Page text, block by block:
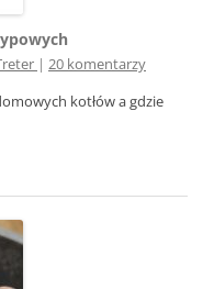
| 20 komentarzy
kotłów a gdzie